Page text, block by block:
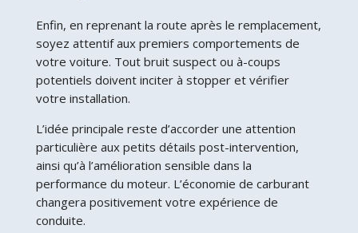
Enfin, en reprenant la route après le remplacement,
soyez attentif aux premiers comportements de
votre voiture. Tout bruit suspect ou à-coups
potentiels doivent inciter à stopper et vérifier
votre installation.
L’idée principale reste d’accorder une attention
particulière aux petits détails post-intervention,
ainsi qu’à l’amélioration sensible dans la
performance du moteur. L’économie de carburant
changera positivement votre expérience de
conduite.